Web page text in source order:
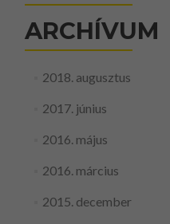
ARCHÍVUM
2018. augusztus
2017. június
2016. május
2016. március
2015. december